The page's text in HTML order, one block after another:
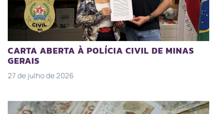
CARTA ABERTA À POLÍCIA CIVIL DE MINAS
GERAIS
27 de julho de 2026